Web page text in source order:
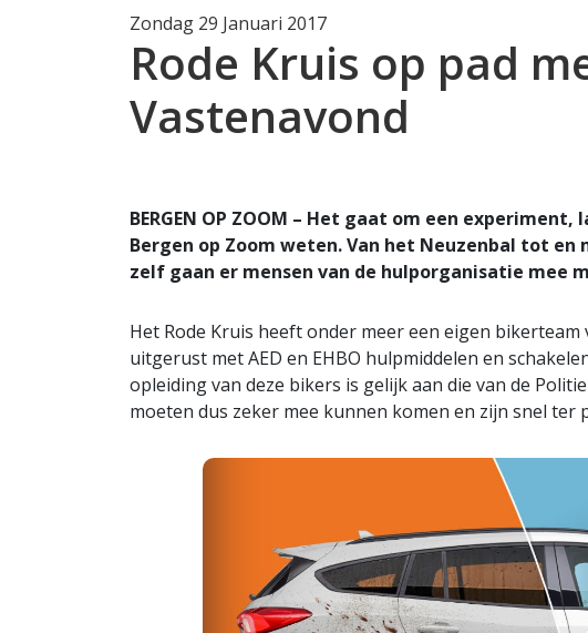
Zondag 29 Januari 2017
Rode Kruis op pad
Vastenavond
BERGEN OP ZOOM – Het gaat om een
Bergen op Zoom weten. Van het Neuzenbal tot en
zelf gaan er mensen van de hulporganisatie mee
Het Rode Kruis heeft onder meer een eigen
uitgerust met AED en EHBO hulpmiddelen en
opleiding van deze bikers is gelijk aan die van de
moeten dus zeker mee kunnen komen en zijn snel ter